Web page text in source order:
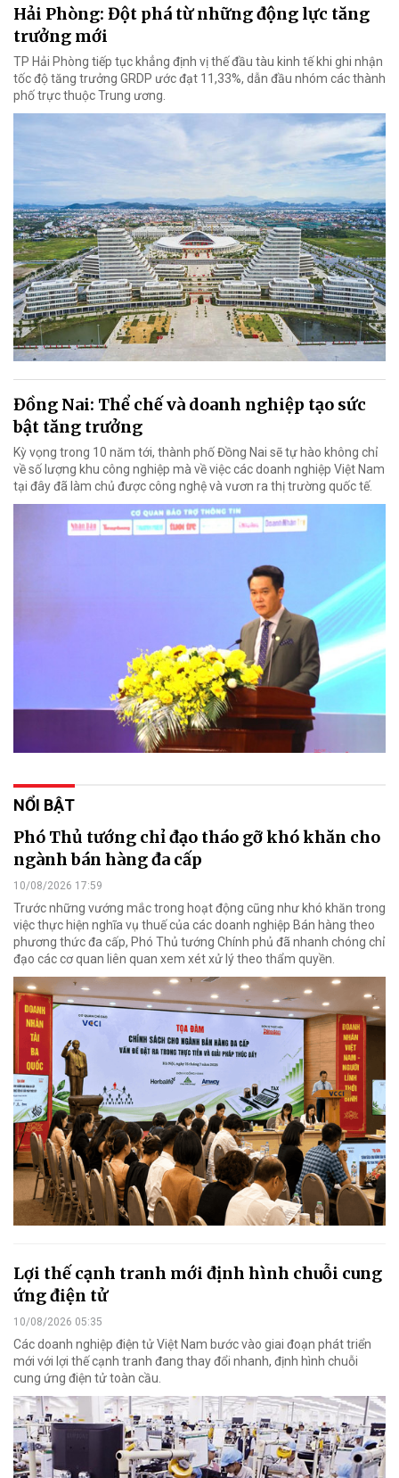
Hải Phòng: Đột phá từ những động lực tăng
trưởng mới
TP Hải Phòng tiếp tục khẳng định vị thế đầu tàu kinh tế khi ghi nhận
tốc độ tăng trưởng GRDP ước đạt 11,33%, dẫn đầu nhóm các thành
phố trực thuộc Trung ương.
Đồng Nai: Thể chế và doanh nghiệp tạo sức
bật tăng trưởng
Kỳ vọng trong 10 năm tới, thành phố Đồng Nai sẽ tự hào không chỉ
về số lượng khu công nghiệp mà về việc các doanh nghiệp Việt Nam
tại đây đã làm chủ được công nghệ và vươn ra thị trường quốc tế.
NỔI BẬT
Phó Thủ tướng chỉ đạo tháo gỡ khó khăn cho
ngành bán hàng đa cấp
10/08/2026 17:59
Trước những vướng mắc trong hoạt động cũng như khó khăn trong
việc thực hiện nghĩa vụ thuế của các doanh nghiệp Bán hàng theo
phương thức đa cấp, Phó Thủ tướng Chính phủ đã nhanh chóng chỉ
đạo các cơ quan liên quan xem xét xử lý theo thẩm quyền.
Lợi thế cạnh tranh mới định hình chuỗi cung
ứng điện tử
10/08/2026 05:35
Các doanh nghiệp điện tử Việt Nam bước vào giai đoạn phát triển
mới với lợi thế cạnh tranh đang thay đổi nhanh, định hình chuỗi
cung ứng điện tử toàn cầu.